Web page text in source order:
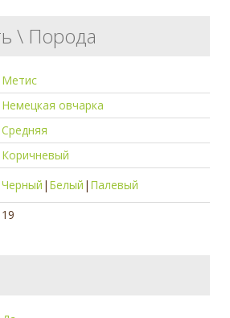
\ Порода
Метис
Немецкая овчарка
Средняя
Коричневый
Черный | Белый | Палевый
19